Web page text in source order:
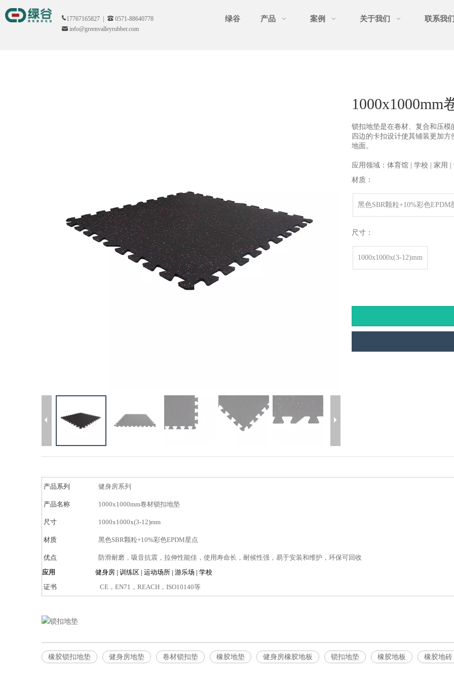
17767165827 |
0571-88640778
info@greenvalleyrubber.com
绿谷 产品 案例 关于我们 联系我们
1000x1000mm
锁扣地垫是在卷材、复合和压
四边的卡扣设计使其铺装更加
地面。
应用领域：体育馆 | 学校 | 家用
材质：
黑色SBR颗粒+10%彩色EPDM
尺寸：
1000x1000x(3-12)mm
产品系列 健身房系列
产品名称 1000x1000mm卷材锁扣地垫
尺寸 1000x1000x(3-12)mm
材质 黑色SBR颗粒+10%彩色EPDM星点
优点
防滑耐磨，吸音抗震，拉伸性能佳，使用寿命长，耐候性强，易于安装和维护，环保可回收
应用
健身房 | 训练区 | 运动场所 | 游乐场 | 学校
证书
CE，EN71，REACH，ISO10140等
橡胶锁扣地垫 健身房地垫 卷材锁扣垫 橡胶地垫 健身房橡胶地板 锁扣地垫 橡胶地板 橡胶地砖